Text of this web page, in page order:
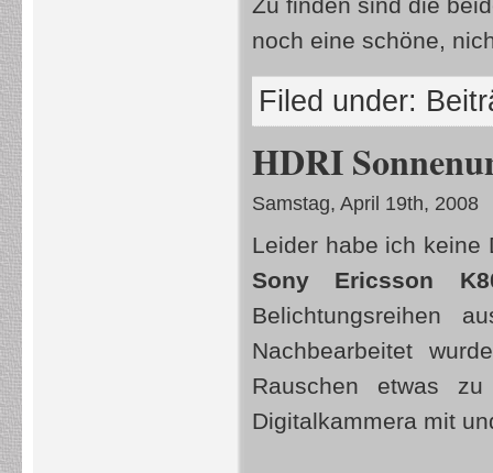
Zu finden sind die
noch eine schöne,
Filed under:
HDRI
Samstag, April 19th, 2008
Leider habe ich keine
Sony Ericsson
Belichtungsreihen
Nachbearbeitet
Rauschen etwas
Digitalkammera mit